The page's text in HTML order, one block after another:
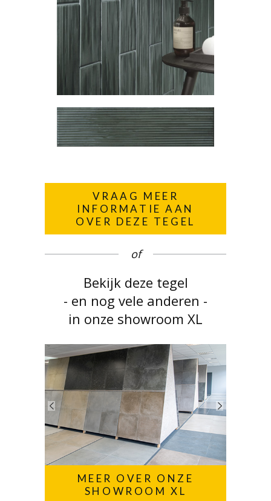
VRAAG MEER
INFORMATIE AAN
OVER DEZE TEGEL
of
Bekijk deze tegel
- en nog vele anderen -
in onze showroom XL
MEER OVER ONZE
SHOWROOM XL